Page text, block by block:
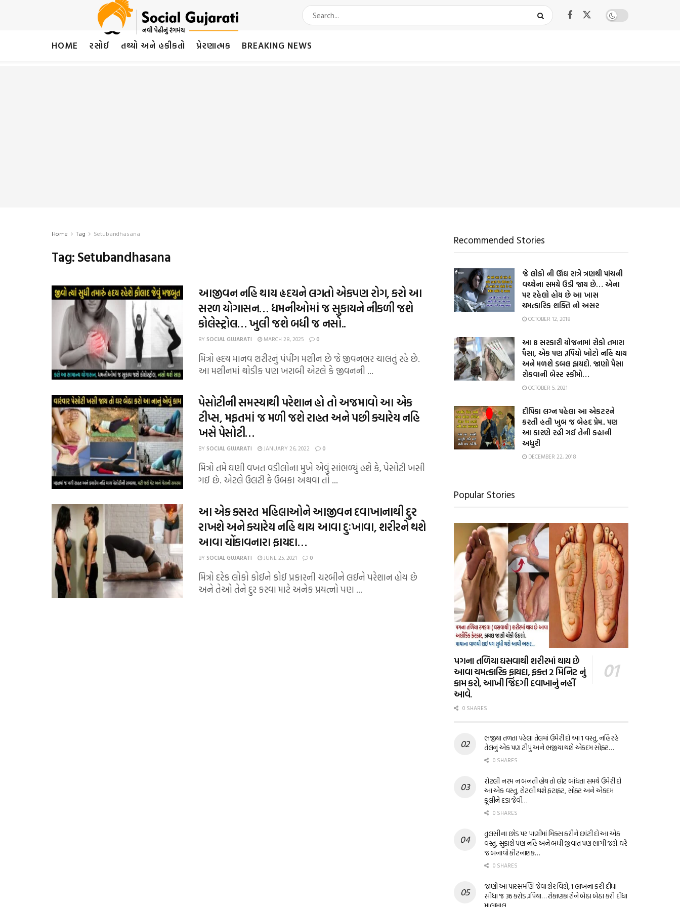
HOME રસોઈ તથ્યો અને હકીકતો પ્રેરણાત્મક BREAKING NEWS
Home Tag Setubandhasana
Tag:Setubandhasana
આજીવન નહિ થાય હૃદયને લગતો એકપણ રોગ, કરો આ
સરળ યોગાસન… ધમનીઓમાં જ સુકાયને નીકળી જશે
કોલેસ્ટ્રોલ… ખુલી જશે બધી જ નસો..
BY SOCIAL GUJARATI MARCH 28, 2025 0
મિત્રો હૃદય માનવ શરીરનું પંપીંગ મશીન છે જે જીવનભર ચાલતું રહે છે.
આ મશીનમાં થોડીક પણ ખરાબી એટલે કે જીવનની ...
પેસોટીની સમસ્યાથી પરેશાન હો તો અજમાવો આ એક
ટીપ્સ, મફતમાં જ મળી જશે રાહત અને પછી ક્યારેય નહિ
ખસે પેસોટી…
BY SOCIAL GUJARATI JANUARY 26, 2022 0
મિત્રો તમે ઘણી વખત વડીલોના મુખે એવું સાંભળ્યું હશે કે, પેસોટી ખસી
ગઈ છે. એટલે ઉલટી કે ઉબકા અથવા તો ...
આ એક કસરત મહિલાઓને આજીવન દવાખાનાથી દુર
રાખશે અને ક્યારેય નહિ થાય આવા દુઃખાવા, શરીરને થશે
આવા ચોંકાવનારા ફાયદા…
BY SOCIAL GUJARATI JUNE 25, 2021 0
મિત્રો દરેક લોકો કોઈને કોઈ પ્રકારની ચરબીને લઈને પરેશાન હોય છે
અને તેઓ તેને દુર કરવા માટે અનેક પ્રયત્નો પણ ...
Recommended Stories
જે લોકો ની ઊંઘ રાત્રે ત્રણથી પાંચની
વચ્ચેના સમયે ઉડી જાય છે… એના
પર રહેલો હોય છે આ ખાસ
ચમત્કારિક શક્તિ નો અસર
OCTOBER 12, 2018
આ 8 સરકારી યોજનામાં રોકો તમારા
પૈસા, એક પણ રૂપિયો ખોટો નહિ થાય
અને મળશે ડબલ ફાયદો. જાણો પૈસા
રોકવાની બેસ્ટ સ્કીમો…
OCTOBER 5, 2021
દીપિકા લગ્ન પહેલા આ એકટરને
કરતી હતી ખુબ જ બેહદ પ્રેમ.. પણ
આ કારણે રહી ગઈ તેની કહાની
અધુરી
DECEMBER 22, 2018
Popular Stories
પગના તળિયા ઘસવાથી શરીરમાં થાય છે
આવા ચમત્કારિક ફાયદા, ફક્ત 2 મિનિટ નું
કામ કરો, આખી જિંદગી દવાખાનું નહીં
આવે.
0 SHARES
ભજીયા તળતા પહેલા તેલમાં ઉમેરી દો આ 1 વસ્તુ, નહિ રહે
તેલનું એક પણ ટીપું અને ભજીયા થશે એકદમ સોફ્ટ…
0 SHARES
રોટલી નરમ ન બનતી હોય તો લોટ બાંધતા સમયે ઉમેરી દો
આ એક વસ્તુ, રોટલી થશે ફટાફટ, સોફ્ટ અને એકદમ
ફૂલીને દડા જેવી…
0 SHARES
તુલસીના છોડ પર પાણીમાં મિક્સ કરીને છાંટી દો આ એક
વસ્તુ, સુકાશે પણ નહિ અને બધી જીવાત પણ ભાગી જશે. ઘરે
જ બનાવો કીટનાશક…
0 SHARES
જાણો આ પારસમણિ જેવા શેર વિશે, 1 લાખના કરી દીધા
સીધા જ 36 કરોડ રૂપિયા… રોકાણકારોને બેઠા બેઠા કરી દીધા